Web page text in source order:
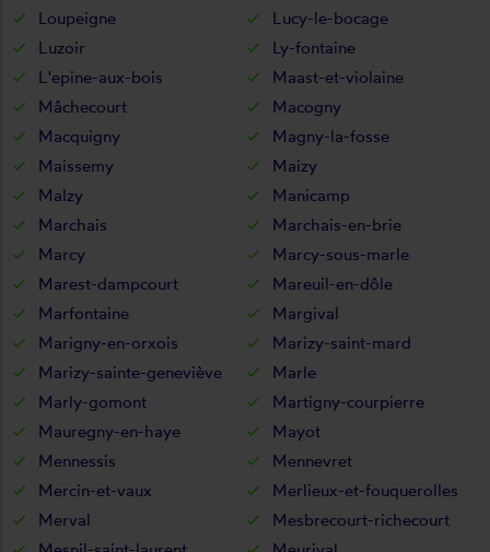
Loupeigne
Lucy-le-bocage
Luzoir
Ly-fontaine
L'epine-aux-bois
Maast-et-violaine
Mâchecourt
Macogny
Macquigny
Magny-la-fosse
Maissemy
Maizy
Malzy
Manicamp
Marchais
Marchais-en-brie
Marcy
Marcy-sous-marle
Marest-dampcourt
Mareuil-en-dôle
Marfontaine
Margival
Marigny-en-orxois
Marizy-saint-mard
Marizy-sainte-geneviève
Marle
Marly-gomont
Martigny-courpierre
Mauregny-en-haye
Mayot
Mennessis
Mennevret
Mercin-et-vaux
Merlieux-et-fouquerolles
Merval
Mesbrecourt-richecourt